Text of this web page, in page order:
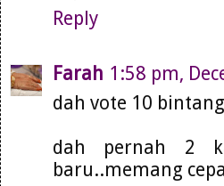
Reply
Farah 1:58 pm,
dah vote 10
dah pernah 2
baru..memang